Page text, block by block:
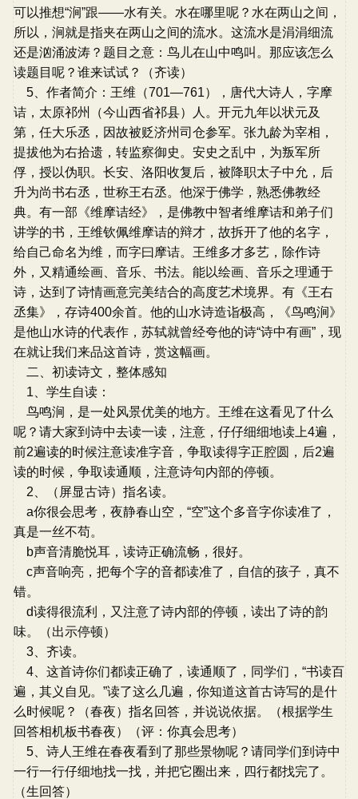
可以推想“涧”跟——水有关。水在哪里呢？水在两山之间，
所以，涧就是指夹在两山之间的流水。这流水是涓涓细流
还是汹涌波涛？题目之意：鸟儿在山中鸣叫。那应该怎么
读题目呢？谁来试试？（齐读）
5、作者简介：王维（701—761），唐代大诗人，字摩
诘，太原祁州（今山西省祁县）人。开元九年以状元及
第，任大乐丞，因故被贬济州司仓参军。张九龄为宰相，
提拔他为右拾遗，转监察御史。安史之乱中，为叛军所
俘，授以伪职。长安、洛阳收复后，被降职太子中允，后
升为尚书右丞，世称王右丞。他深于佛学，熟悉佛教经
典。有一部《维摩诘经》，是佛教中智者维摩诘和弟子们
讲学的书，王维钦佩维摩诘的辩才，故拆开了他的名字，
给自己命名为维，而字曰摩诘。王维多才多艺，除作诗
外，又精通绘画、音乐、书法。能以绘画、音乐之理通于
诗，达到了诗情画意完美结合的高度艺术境界。有《王右
丞集》，存诗400余首。他的山水诗造诣极高，《鸟鸣涧》
是他山水诗的代表作，苏轼就曾经夸他的诗“诗中有画”，现
在就让我们来品这首诗，赏这幅画。
二、初读诗文，整体感知
1、学生自读：
鸟鸣涧，是一处风景优美的地方。王维在这看见了什么
呢？请大家到诗中去读一读，注意，仔仔细细地读上4遍，
前2遍读的时候注意读准字音，争取读得字正腔圆，后2遍
读的时候，争取读通顺，注意诗句内部的停顿。
2、（屏显古诗）指名读。
a你很会思考，夜静春山空，“空”这个多音字你读准了，
真是一丝不苟。
b声音清脆悦耳，读诗正确流畅，很好。
c声音响亮，把每个字的音都读准了，自信的孩子，真不
错。
d读得很流利，又注意了诗内部的停顿，读出了诗的韵
味。（出示停顿）
3、齐读。
4、这首诗你们都读正确了，读通顺了，同学们，“书读百
遍，其义自见。”读了这么几遍，你知道这首古诗写的是什
么时候呢？（春夜）指名回答，并说说依据。（根据学生
回答相机板书春夜）（评：你真会思考）
5、诗人王维在春夜看到了那些景物呢？请同学们到诗中
一行一行仔细地找一找，并把它圈出来，四行都找完了。
（生回答）